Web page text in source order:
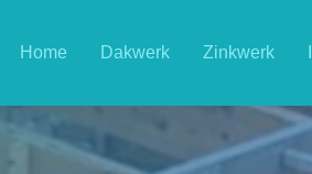
Home Dakwerk Zinkwerk